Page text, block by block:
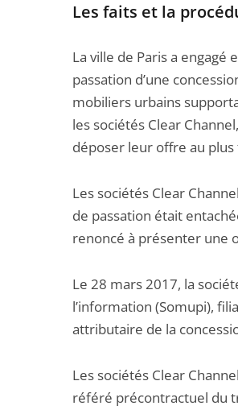
Les faits et la
La ville de Paris a
passation d’une
mobiliers urbains
les sociétés Clear
déposer leur offre au
Les sociétés Clear
de passation était
renoncé à présenter une
Le 28 mars 2017, la
l’information (Somupi),
attributaire de la
Les sociétés Clear
référé précontractuel du